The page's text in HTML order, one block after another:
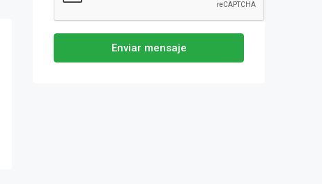
Enviar mensaje